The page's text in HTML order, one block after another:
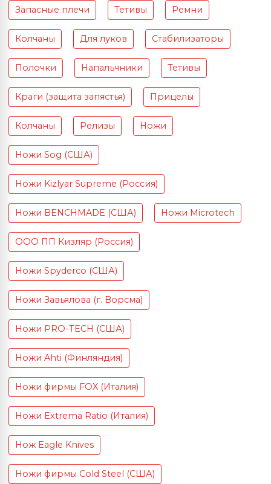
Запасные плечи Тетивы Ремни
Колчаны Для луков Стабилизаторы
Полочки Напальчники Тетивы
Краги (защита запястья) Прицелы
Колчаны Релизы Ножи
Ножи Sog (США)
Ножи Kizlyar Supreme (Россия)
Ножи BENCHMADE (США) Ножи Microtech
ООО ПП Кизляр (Россия)
Ножи Spyderco (США)
Ножи Завьялова (г. Ворсма)
Ножи PRO-TECH (США)
Ножи Ahti (Финляндия)
Ножи фирмы FOX (Италия)
Ножи Extrema Ratio (Италия)
Нож Eagle Knives
Ножи фирмы Cold Steel (США)